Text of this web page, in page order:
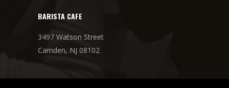
BARISTA CAFE
3497 Watson Street
Camden, NJ 08102